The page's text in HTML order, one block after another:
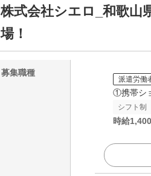
株式会社シエロ_和歌山
場！
募集職種
派遣労働
①携帯シ
シフト制
時給1,400